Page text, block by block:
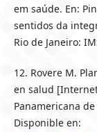
em saúde. En:
sentidos da
Rio de Janeiro:
12. Rovere M.
en salud
Panamericana
Disponible en: